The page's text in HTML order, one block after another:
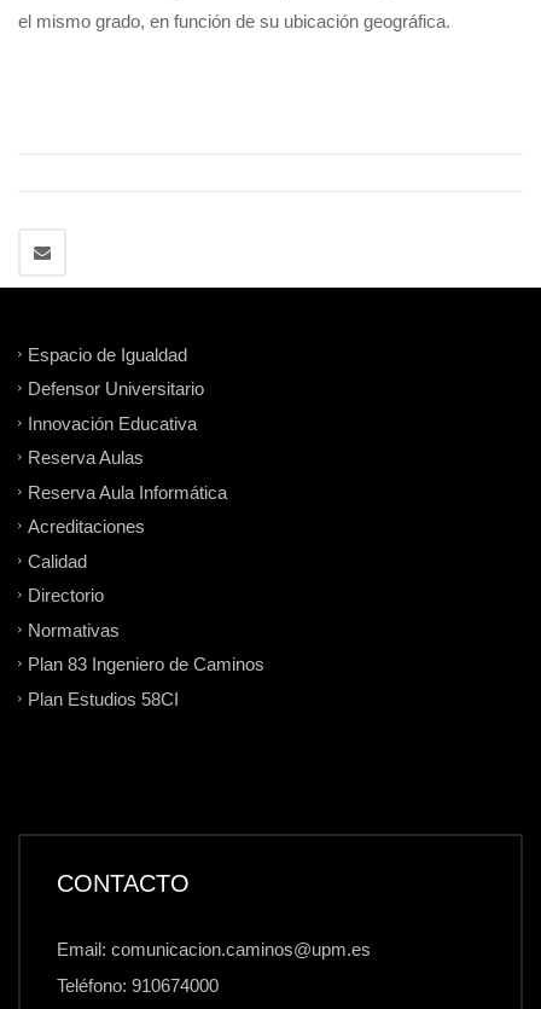
el mismo grado, en función de su ubicación geográfica.
Espacio de Igualdad
Defensor Universitario
Innovación Educativa
Reserva Aulas
Reserva Aula Informática
Acreditaciones
Calidad
Directorio
Normativas
Plan 83 Ingeniero de Caminos
Plan Estudios 58CI
CONTACTO
Email: comunicacion.caminos@upm.es
Teléfono: 910674000